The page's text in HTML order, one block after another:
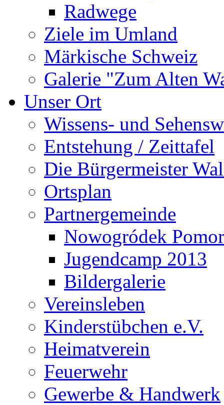
Radwege
Ziele im Umland
Märkische Schweiz
Galerie "Zum Alten
Unser Ort
Wissens- und
Entstehung / Zeittafel
Die Bürgermeister
Ortsplan
Partnergemeinde
Nowogródek
Jugendcamp 2013
Bildergalerie
Vereinsleben
Kinderstübchen e.V.
Heimatverein
Feuerwehr
Gewerbe & Handwerk